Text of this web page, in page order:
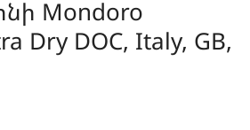
Mondoro
Dry DOC, Italy, GB,